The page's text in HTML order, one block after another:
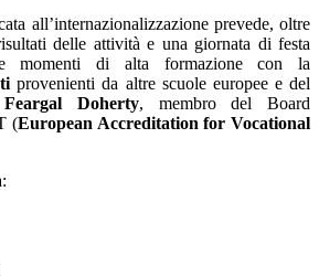
all’internazionalizzazione prevede, oltre
delle attività e una giornata di festa
momenti di alta formazione con la
provenienti da altre scuole europee e del
Feargal Doherty, membro del Board
(European Accreditation for Vocational